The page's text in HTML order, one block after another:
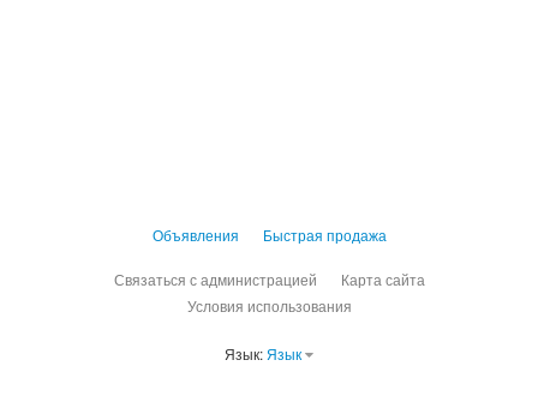
Объявления Быстрая продажа
Связаться с администрацией
Карта сайта
Условия использования
Язык: Язык